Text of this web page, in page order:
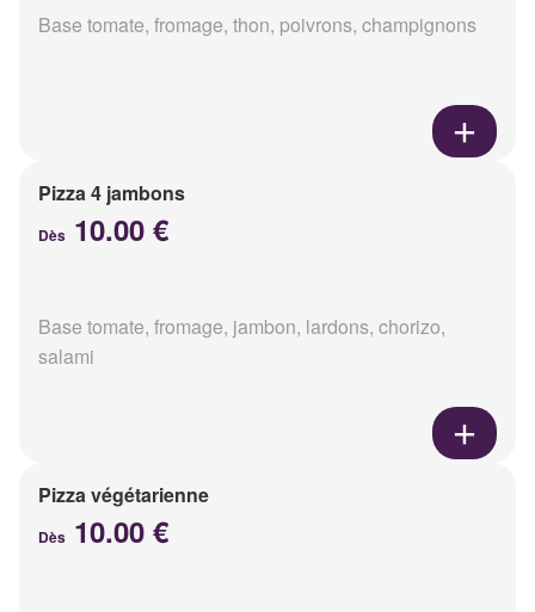
Base tomate, fromage, thon, poivrons, champignons
Pizza 4 jambons
Dès 10.00 €
Base tomate, fromage, jambon, lardons, chorizo,
salami
Pizza végétarienne
Dès 10.00 €